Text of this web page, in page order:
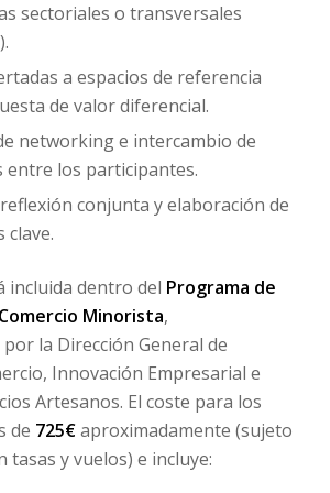
sectoriales o transversales
).
a espacios de referencia
de valor diferencial.
networking e intercambio de
entre los participantes.
conjunta y elaboración de
clave.
incluida dentro del Programa de
Minorista,
la Dirección General de
Innovación Empresarial e
Artesanos. El coste para los
de 725€aproximadamente (sujeto
tasas y vuelos) e incluye: